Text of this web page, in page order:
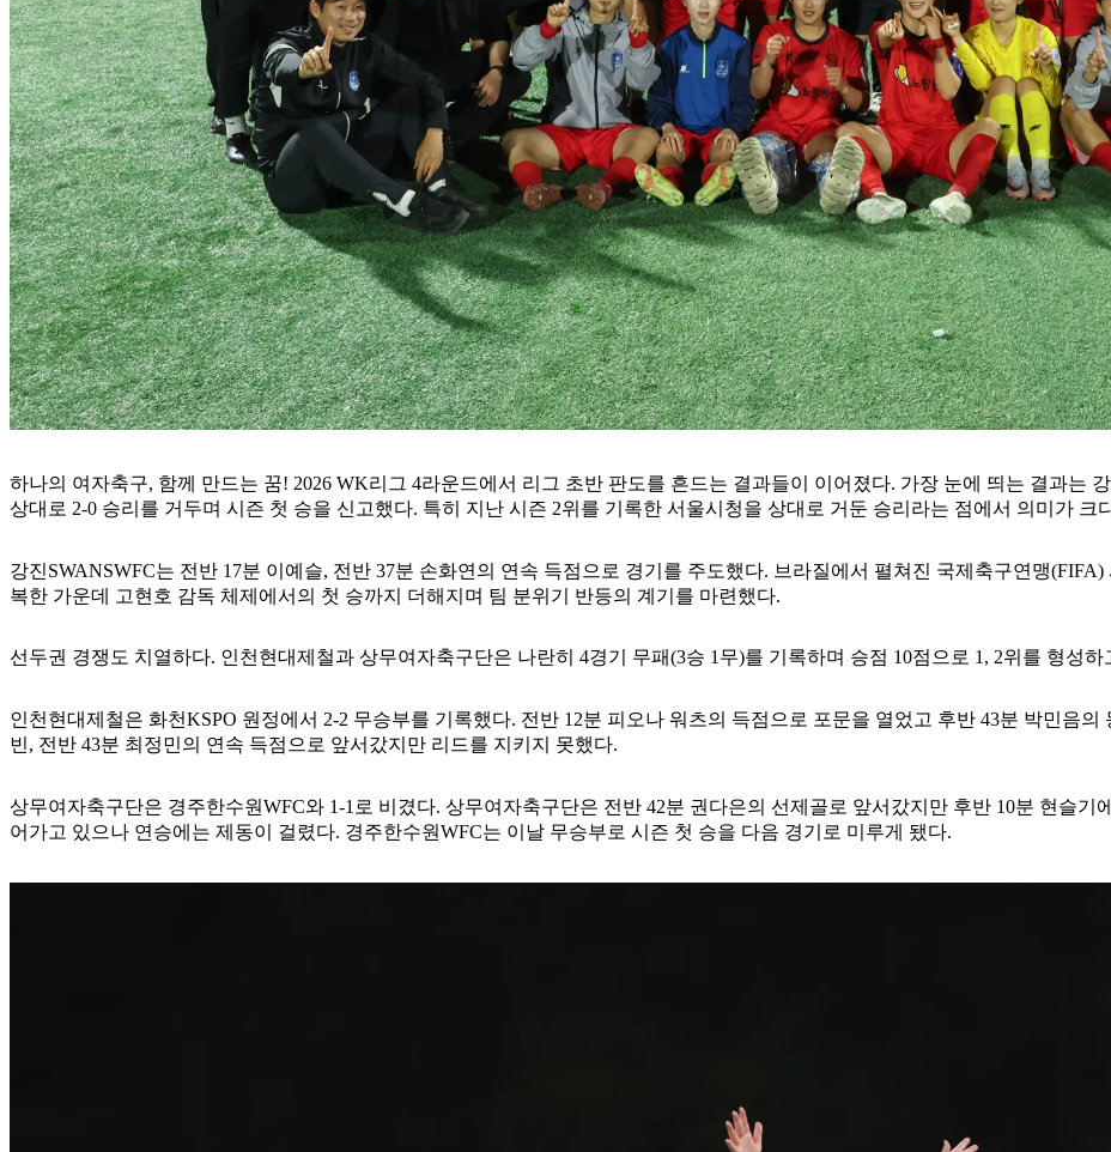
하나의 여자축구, 함께 만드는 꿈! 2026 WK리그 4라운드에서 리그 초반 판도를 흔드는 결과들이 이어졌다. 가장 눈에 띄는 결과는
상대로 2-0 승리를 거두며 시즌 첫 승을 신고했다. 특히 지난 시즌 2위를 기록한 서울시청을 상대로 거둔 승리라는 점에서 의미가 크
강진SWANSWFC는 전반 17분 이예슬, 전반 37분 손화연의 연속 득점으로 경기를 주도했다. 브라질에서 펼쳐진 국제축구연맹
복한 가운데 고현호 감독 체제에서의 첫 승까지 더해지며 팀 분위기 반등의 계기를 마련했다.
선두권 경쟁도 치열하다. 인천현대제철과 상무여자축구단은 나란히 4경기 무패(3승 1무)를 기록하며 승점 10점으로 1, 2위를 형성하
인천현대제철은 화천KSPO 원정에서 2-2 무승부를 기록했다. 전반 12분 피오나 워츠의 득점으로 포문을 열었고 후반 43분 박민음
빈, 전반 43분 최정민의 연속 득점으로 앞서갔지만 리드를 지키지 못했다.
상무여자축구단은 경주한수원WFC와 1-1로 비겼다. 상무여자축구단은 전반 42분 권다은의 선제골로 앞서갔지만 후반 10분 현슬기
어가고 있으나 연승에는 제동이 걸렸다. 경주한수원WFC는 이날 무승부로 시즌 첫 승을 다음 경기로 미루게 됐다.